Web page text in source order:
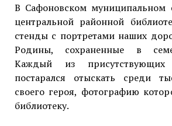
В Сафоновском муниципальном
центральной районной
стенды с портретами наших
Родины, сохраненные в
Каждый из присутствующих
постарался отыскать среди
своего героя, фотографию
библиотеку.